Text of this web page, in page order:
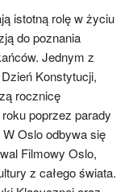
istotną rolę w życiu
do poznania
Jednym z
Konstytucji,
rocznicę
poprzez parady
Oslo odbywa się
Filmowy Oslo,
z całego świata.